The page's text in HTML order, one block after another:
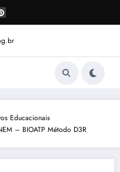
Educacionais
– BIOATP Método D3R